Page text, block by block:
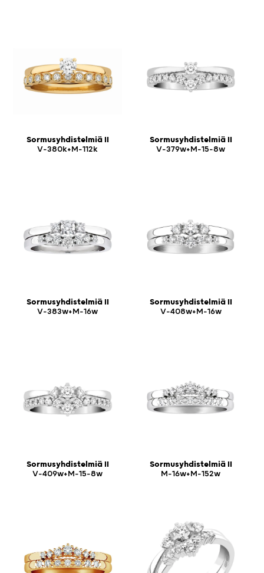
Sormusyhdistelmiä II
V-380k+M-112k
Sormusyhdistelmiä II
V-379w+M-15-8w
Sormusyhdistelmiä II
V-383w+M-16w
Sormusyhdistelmiä II
V-408w+M-16w
Sormusyhdistelmiä II
V-409w+M-15-8w
Sormusyhdistelmiä II
M-16w+M-152w